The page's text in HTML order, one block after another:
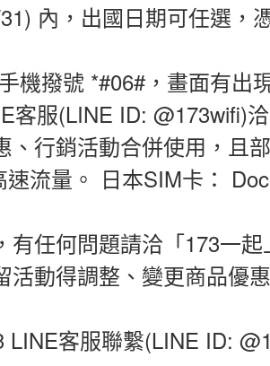
內，出國日期可任選，
手機撥號 *#06# ，畫面有出
客服(LINE ID: @173wifi)
、行銷活動合併使用，且
流量。 日本SIM卡：
有任何問題請洽「173一起
動得調整、變更商品優
LINE客服聯繫(LINE ID: